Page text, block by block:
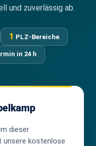
und zuverlässig ab.
1 PLZ-Bereiche
in 24 h
dieser
unsere kostenlose